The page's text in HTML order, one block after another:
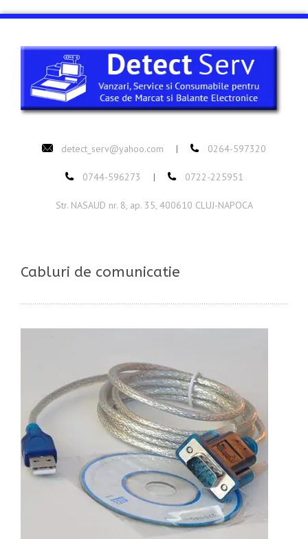
detect_serv@yahoo.com 0264-597320
0744-596273 0722-225951
Str. NASAUD nr. 8, ap. 35, 400610 CLUJ-NAPOCA
Cabluri de comunicatie